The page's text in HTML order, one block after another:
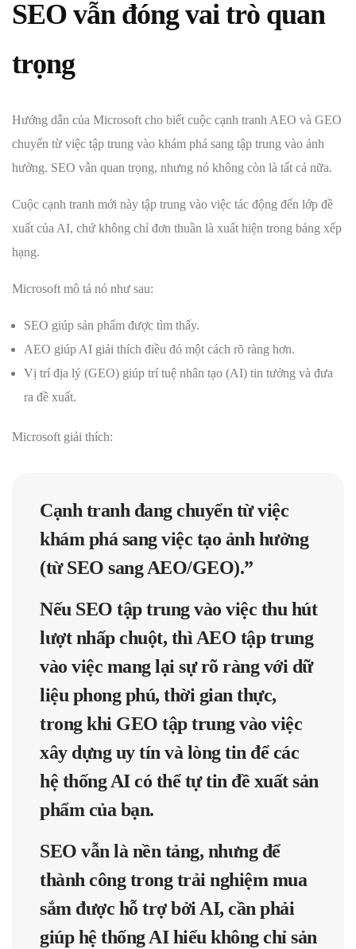
SEO vẫn đóng vai trò quan
trọng
Hướng dẫn của Microsoft cho biết cuộc cạnh tranh AEO và GEO
chuyển từ việc tập trung vào khám phá sang tập trung vào ảnh
hưởng. SEO vẫn quan trọng, nhưng nó không còn là tất cả nữa.
Cuộc cạnh tranh mới này tập trung vào việc tác động đến lớp đề
xuất của AI, chứ không chỉ đơn thuần là xuất hiện trong bảng xếp
hạng.
Microsoft mô tả nó như sau:
SEO giúp sản phẩm được tìm thấy.
AEO giúp AI giải thích điều đó một cách rõ ràng hơn.
Vị trí địa lý (GEO) giúp trí tuệ nhân tạo (AI) tin tưởng và đưa
ra đề xuất.
Microsoft giải thích:
Cạnh tranh đang chuyển từ việc
khám phá sang việc tạo ảnh hưởng
(từ SEO sang AEO/GEO).”
Nếu SEO tập trung vào việc thu hút
lượt nhấp chuột, thì AEO tập trung
vào việc mang lại sự rõ ràng với dữ
liệu phong phú, thời gian thực,
trong khi GEO tập trung vào việc
xây dựng uy tín và lòng tin để các
hệ thống AI có thể tự tin đề xuất sản
phẩm của bạn.
SEO vẫn là nền tảng, nhưng để
thành công trong trải nghiệm mua
sắm được hỗ trợ bởi AI, cần phải
giúp hệ thống AI hiểu không chỉ sản